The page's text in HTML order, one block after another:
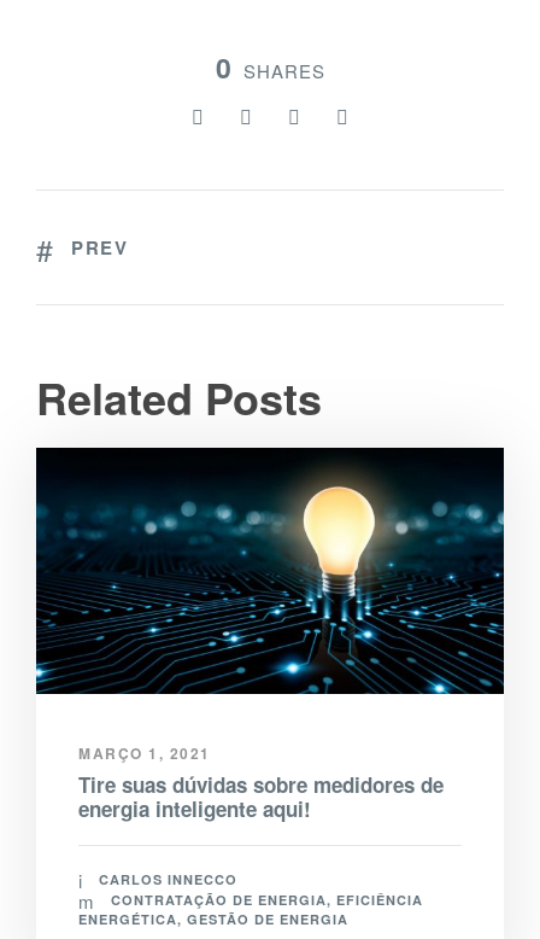
0 SHARES
PREV
Related Posts
MARÇO 1, 2021
Tire suas dúvidas sobre medidores de
energia inteligente aqui!
CARLOS INNECCO
CONTRATAÇÃO DE ENERGIA, EFICIÊNCIA
ENERGÉTICA, GESTÃO DE ENERGIA